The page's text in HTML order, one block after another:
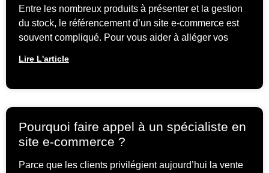
Entre les nombreux produits à présenter et la gestion
du stock, le référencement d’un site e-commerce est
souvent compliqué. Pour vous aider à alléger vos
Lire L'article
Pourquoi faire appel à un spécialiste en
site e-commerce ?
Parce que les clients privilégient aujourd’hui la vente